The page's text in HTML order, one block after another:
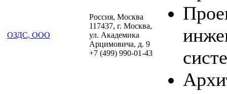
ОЗДС, ООО
Россия, Москва
117437, г. Москва,
ул. Академика
Арцимовича, д. 9
+7 (499) 990-01-43